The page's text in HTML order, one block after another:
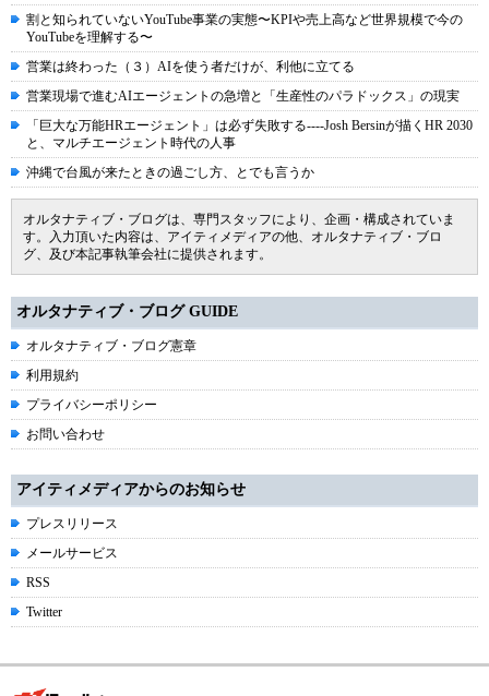
割と知られていないYouTube事業の実態〜KPIや売上高など世界規模で今の
YouTubeを理解する〜
営業は終わった（３）AIを使う者だけが、利他に立てる
営業現場で進むAIエージェントの急増と「生産性のパラドックス」の現実
「巨大な万能HRエージェント」は必ず失敗する----Josh Bersinが描くHR 2030
と、マルチエージェント時代の人事
沖縄で台風が来たときの過ごし方、とでも言うか
オルタナティブ・ブログは、専門スタッフにより、企画・構成されていま
す。入力頂いた内容は、アイティメディアの他、オルタナティブ・ブロ
グ、及び本記事執筆会社に提供されます。
オルタナティブ・ブログ GUIDE
オルタナティブ・ブログ憲章
利用規約
プライバシーポリシー
お問い合わせ
アイティメディアからのお知らせ
プレスリリース
メールサービス
RSS
Twitter